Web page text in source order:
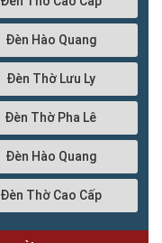
Đèn Hào Quang
Đèn Thờ Lưu Ly
Đèn Thờ Pha Lê
Đèn Hào Quang
Đèn Thờ Cao Cấp